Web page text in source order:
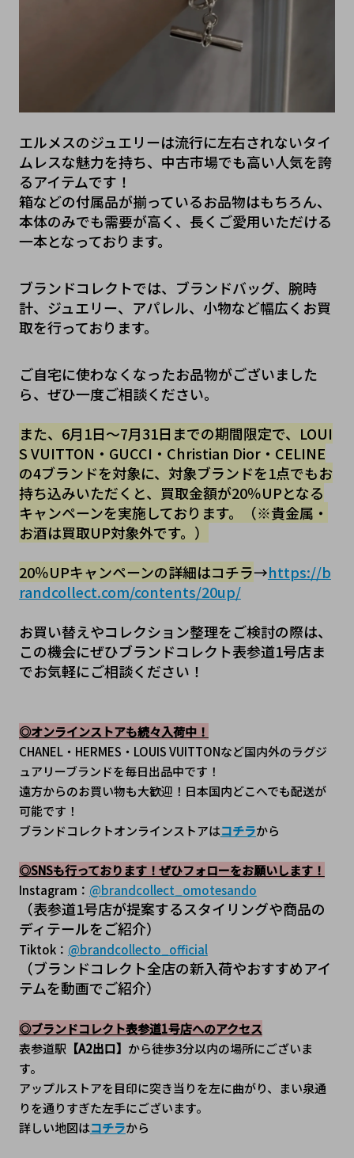
エルメスのジュエリーは流行に左右されないタイ
ムレスな魅力を持ち、中古市場でも高い人気を誇
るアイテムです！
箱などの付属品が揃っているお品物はもちろん、
本体のみでも需要が高く、長くご愛用いただける
一本となっております。
ブランドコレクトでは、ブランドバッグ、腕時
計、ジュエリー、アパレル、小物など幅広くお買
取を行っております。
ご自宅に使わなくなったお品物がございました
ら、ぜひ一度ご相談ください。
また、6月1日～7月31日までの期間限定で、LOUI
S VUITTON・GUCCI・Christian Dior・CELINE
の4ブランドを対象に、対象ブランドを1点でもお
持ち込みいただくと、買取金額が20％UPとなる
キャンペーンを実施しております。（※貴金属・
お酒は買取UP対象外です。）
20％UPキャンペーンの詳細はコチラ→https://b
randcollect.com/contents/20up/
お買い替えやコレクション整理をご検討の際は、
この機会にぜひブランドコレクト表参道1号店ま
でお気軽にご相談ください！
◎オンラインストアも続々入荷中！
CHANEL・HERMES・LOUIS VUITTONなど国内外のラグジ
ュアリーブランドを毎日出品中です！
遠方からのお買い物も大歓迎！日本国内どこへでも配送が
可能です！
ブランドコレクトオンラインストアはコチラから
◎SNSも行っております！ぜひフォローをお願いします！
Instagram： @brandcollect_omotesando
（表参道1号店が提案するスタイリングや商品の
ディテールをご紹介）
Tiktok： @brandcollecto_official
（ブランドコレクト全店の新入荷やおすすめアイ
テムを動画でご紹介）
◎ブランドコレクト表参道1号店へのアクセス
表参道駅 【A2出口】 から徒歩3分以内の場所にございま
す。
アップルストアを目印に突き当りを左に曲がり、まい泉通
りを通りすぎた左手にございます。
詳しい地図はコチラから